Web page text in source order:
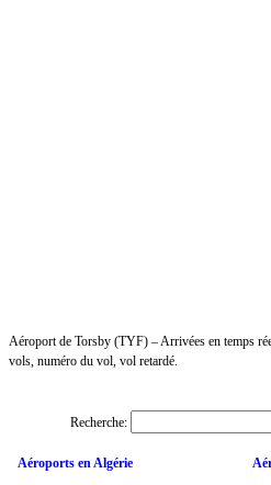
Aéroport de Torsby (TYF) – Arrivées en temps
vols, numéro du vol, vol retardé.
Recherche:
Aéroports en Algérie